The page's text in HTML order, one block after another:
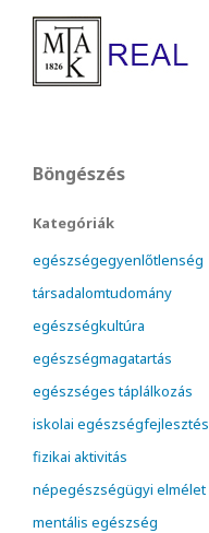
Böngészés
Kategóriák
egészségegyenlőtlenség
társadalomtudomány
egészségkultúra
egészségmagatartás
egészséges táplálkozás
iskolai egészségfejlesztés
fizikai aktivitás
népegészségügyi elmélet
mentális egészség